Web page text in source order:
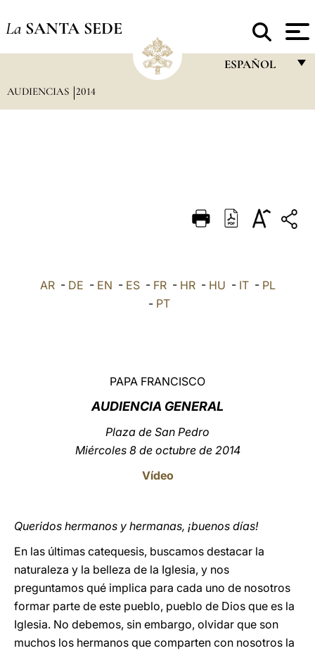
La SANTA SEDE
ESPAÑOL
DEUTSCH
العربيّة
AUDIENCIAS 2014
AR- DE - EN - ES- FR- HR- HU - IT- PL
- PT
PAPA FRANCISCO
AUDIENCIA GENERAL
Plaza de San Pedro
Miércoles 8 de octubre de 2014
Vídeo
Queridos hermanos y hermanas, ¡buenos días!
En las últimas catequesis, buscamos destacar la
naturaleza y la belleza de la Iglesia, y nos
preguntamos qué implica para cada uno de nosotros
formar parte de este pueblo, pueblo de Dios que es la
Iglesia. No debemos, sin embargo, olvidar que son
muchos los hermanos que comparten con nosotros la